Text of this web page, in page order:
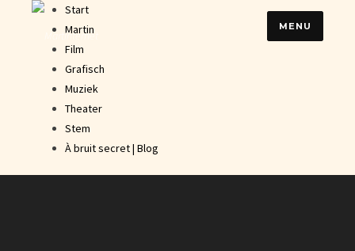
MENU
Start
Martin
Film
Grafisch
Muziek
Theater
Stem
À bruit secret | Blog